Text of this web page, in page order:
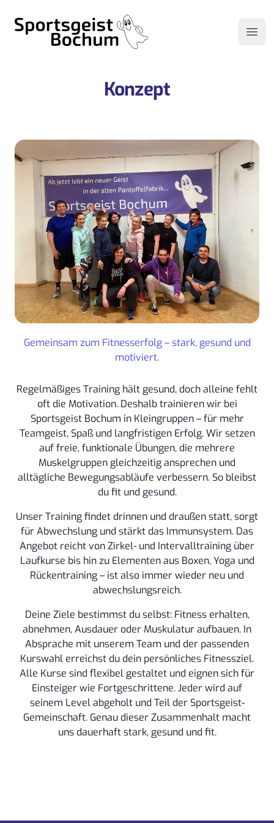
Sportsgeist Bochum
Konzept
Gemeinsam zum Fitnesserfolg – stark, gesund und
motiviert.
Regelmäßiges Training hält gesund, doch alleine fehlt
oft die Motivation. Deshalb trainieren wir bei
Sportsgeist Bochum in Kleingruppen – für mehr
Teamgeist, Spaß und langfristigen Erfolg. Wir setzen
auf freie, funktionale Übungen, die mehrere
Muskelgruppen gleichzeitig ansprechen und
alltägliche Bewegungsabläufe verbessern. So bleibst
du fit und gesund.
Unser Training findet drinnen und draußen statt, sorgt
für Abwechslung und stärkt das Immunsystem. Das
Angebot reicht von Zirkel- und Intervalltraining über
Laufkurse bis hin zu Elementen aus Boxen, Yoga und
Rückentraining – ist also immer wieder neu und
abwechslungsreich.
Deine Ziele bestimmst du selbst: Fitness erhalten,
abnehmen, Ausdauer oder Muskulatur aufbauen. In
Absprache mit unserem Team und der passenden
Kurswahl erreichst du dein persönliches Fitnessziel.
Alle Kurse sind flexibel gestaltet und eignen sich für
Einsteiger wie Fortgeschrittene. Jeder wird auf
seinem Level abgeholt und Teil der Sportsgeist-
Gemeinschaft. Genau dieser Zusammenhalt macht
uns dauerhaft stark, gesund und fit.